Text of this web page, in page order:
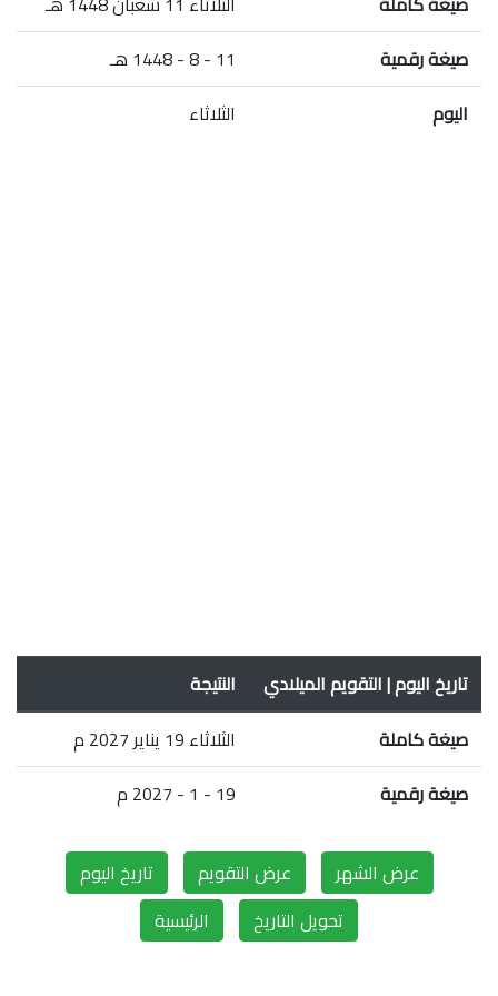
صيغة رقمية
11 - 8 - 1448 هـ
اليوم
الثلاثاء
تاريخ اليوم | التقويم الميلادي
النتيجة
صيغة كاملة
الثلاثاء 19 يناير 2027 م
صيغة رقمية
19 - 1 - 2027 م
عرض الشهر عرض التقويم
تاريخ اليوم
تحويل التاريخ
الرئيسية